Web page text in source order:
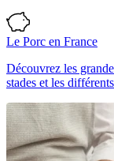
Le Porc en France
Découvrez les
stades et les